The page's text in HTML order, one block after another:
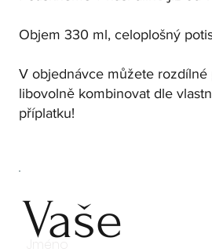
Objem 330 ml, celoplošný
V objednávce můžete rozdílné
libovolně kombinovat dle
příplatku!
Vaše